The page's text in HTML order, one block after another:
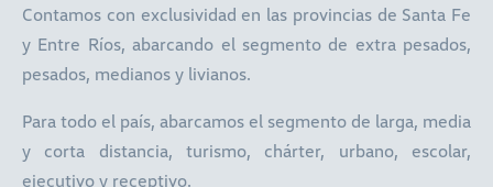
Contamos con exclusividad en las provincias de Santa Fe
y Entre Ríos, abarcando el segmento de extra pesados,
pesados, medianos y livianos.
Para todo el país, abarcamos el segmento de larga, media
y corta distancia, turismo, chárter, urbano, escolar,
ejecutivo y receptivo.